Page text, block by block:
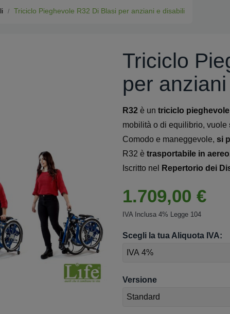
Triciclo Pieghevole R32 Di Blasi per anziani e disabili
Triciclo
per
R32 è un triciclo
mobilità o di equilibrio, vuole
Comodo e maneggevole, si
R32 è trasportabile in
Iscritto nel
Repertorio dei
1.709,00 €
IVA Inclusa 4% Legge 104
Scegli la tua Aliquota IVA:
Versione